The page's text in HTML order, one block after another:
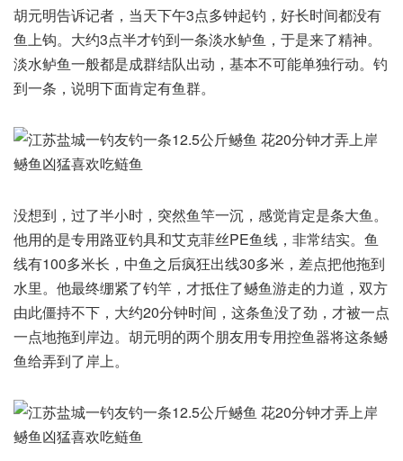
胡元明告诉记者，当天下午3点多钟起钓，好长时间都没有
鱼上钩。大约3点半才钓到一条淡水鲈鱼，于是来了精神。
淡水鲈鱼一般都是成群结队出动，基本不可能单独行动。钓
到一条，说明下面肯定有鱼群。
没想到，过了半小时，突然鱼竿一沉，感觉肯定是条大鱼。
他用的是专用路亚钓具和艾克菲丝PE鱼线，非常结实。鱼
线有100多米长，中鱼之后疯狂出线30多米，差点把他拖到
水里。他最终绷紧了钓竿，才抵住了鳡鱼游走的力道，双方
由此僵持不下，大约20分钟时间，这条鱼没了劲，才被一点
一点地拖到岸边。胡元明的两个朋友用专用控鱼器将这条鳡
鱼给弄到了岸上。